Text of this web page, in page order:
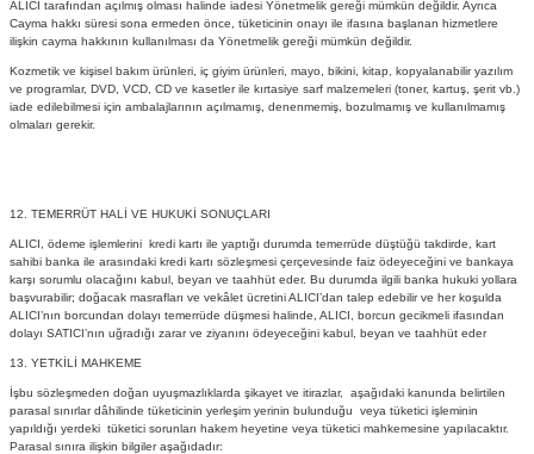
ALICI tarafından açılmış olması halinde iadesi Yönetmelik gereği mümkün değildir. Ayrıca
Cayma hakkı süresi sona ermeden önce, tüketicinin onayı ile ifasına başlanan hizmetlere
ilişkin cayma hakkının kullanılması da Yönetmelik gereği mümkün değildir.
Kozmetik ve kişisel bakım ürünleri, iç giyim ürünleri, mayo, bikini, kitap, kopyalanabilir yazılım
ve programlar, DVD, VCD, CD ve kasetler ile kırtasiye sarf malzemeleri (toner, kartuş, şerit vb.)
iade edilebilmesi için ambalajlarının açılmamış, denenmemiş, bozulmamış ve kullanılmamış
olmaları gerekir.
12. TEMERRÜT HALİ VE HUKUKİ SONUÇLARI
ALICI, ödeme işlemlerini kredi kartı ile yaptığı durumda temerrüde düştüğü takdirde, kart
sahibi banka ile arasındaki kredi kartı sözleşmesi çerçevesinde faiz ödeyeceğini ve bankaya
karşı sorumlu olacağını kabul, beyan ve taahhüt eder. Bu durumda ilgili banka hukuki yollara
başvurabilir; doğacak masrafları ve vekâlet ücretini ALICI’dan talep edebilir ve her koşulda
ALICI’nın borcundan dolayı temerrüde düşmesi halinde, ALICI, borcun gecikmeli ifasından
dolayı SATICI’nın uğradığı zarar ve ziyanını ödeyeceğini kabul, beyan ve taahhüt eder
13. YETKİLİ MAHKEME
İşbu sözleşmeden doğan uyuşmazlıklarda şikayet ve itirazlar, aşağıdaki kanunda belirtilen
parasal sınırlar dâhilinde tüketicinin yerleşim yerinin bulunduğu veya tüketici işleminin
yapıldığı yerdeki tüketici sorunları hakem heyetine veya tüketici mahkemesine yapılacaktır.
Parasal sınıra ilişkin bilgiler aşağıdadır: